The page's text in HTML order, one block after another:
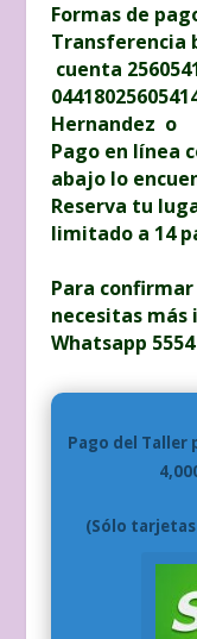
Formas de
Transferencia
cuenta
Hernandez o
Pago en línea
abajo lo
Reserva tu
limitado a 14
Para
necesitas
Whatsapp 5554
Pago del Taller
(Sólo